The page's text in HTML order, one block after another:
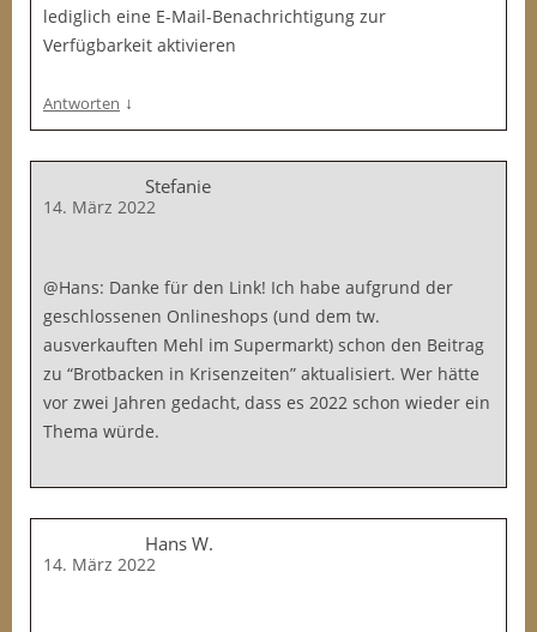
lediglich eine E-Mail-Benachrichtigung zur
Verfügbarkeit aktivieren
Antworten ↓
Stefanie
14. März 2022
@Hans: Danke für den Link! Ich habe aufgrund der
geschlossenen Onlineshops (und dem tw.
ausverkauften Mehl im Supermarkt) schon den Beitrag
zu “Brotbacken in Krisenzeiten” aktualisiert. Wer hätte
vor zwei Jahren gedacht, dass es 2022 schon wieder ein
Thema würde.
Hans W.
14. März 2022